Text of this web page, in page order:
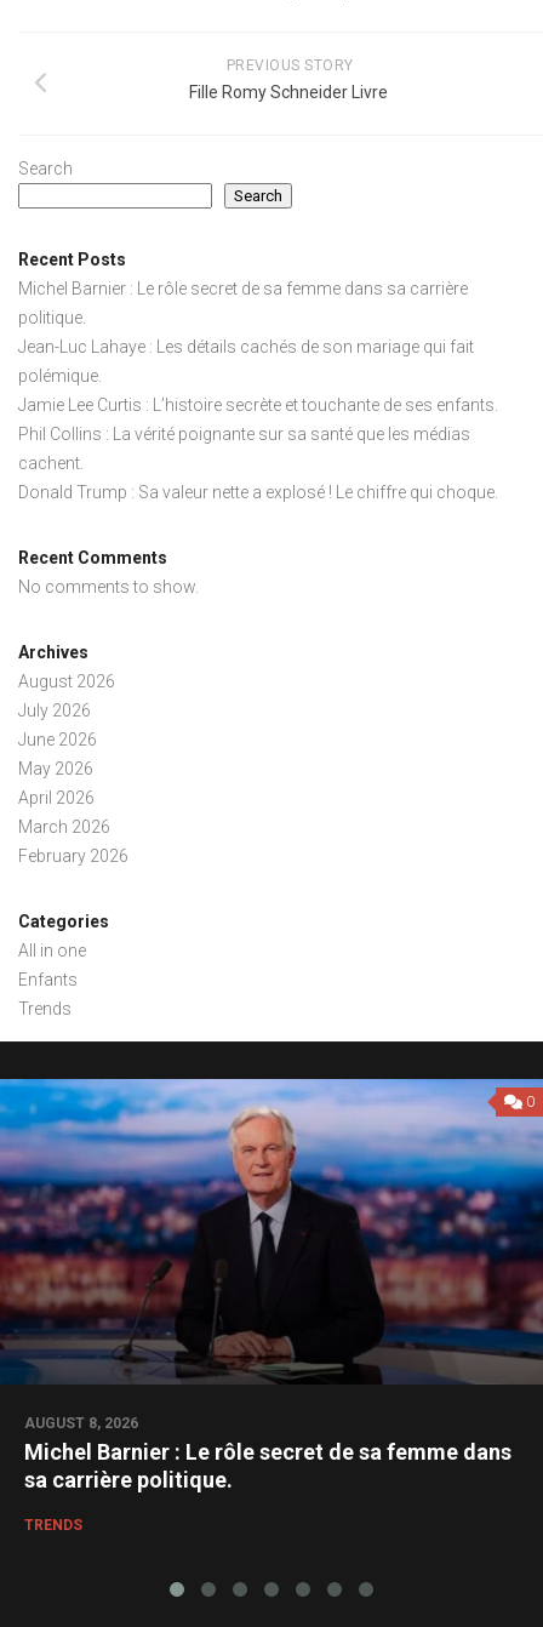
PREVIOUS STORY
Fille Romy Schneider Livre
Search
Search
Recent Posts
Michel Barnier : Le rôle secret de sa femme dans sa carrière
politique.
Jean-Luc Lahaye : Les détails cachés de son mariage qui fait
polémique.
Jamie Lee Curtis : L’histoire secrète et touchante de ses enfants.
Phil Collins : La vérité poignante sur sa santé que les médias
cachent.
Donald Trump : Sa valeur nette a explosé ! Le chiffre qui choque.
Recent Comments
No comments to show.
Archives
August 2026
July 2026
June 2026
May 2026
April 2026
March 2026
February 2026
Categories
All in one
Enfants
Trends
0
AUGUST 8, 2026
Michel Barnier : Le rôle secret de sa femme dans
sa carrière politique.
TRENDS